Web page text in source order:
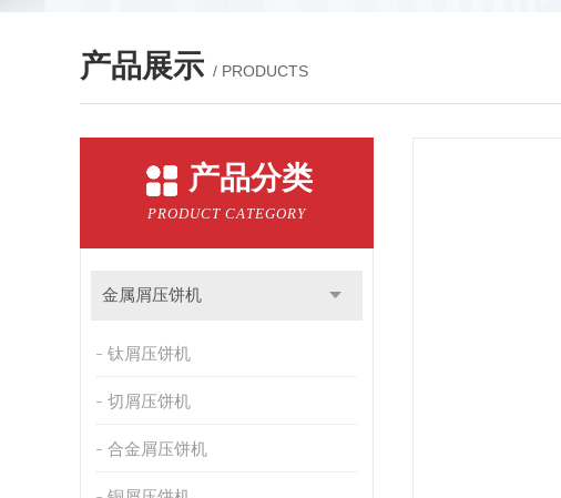
产品展示 / PRODUCTS
产品分类
PRODUCT CATEGORY
金属屑压饼机
钛屑压饼机
切屑压饼机
合金屑压饼机